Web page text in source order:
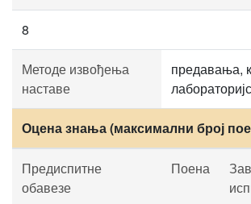
8
Методе извођења
наставе
предавања,
Оцена знања (максимални број
Предиспитне
обавезе
Поена